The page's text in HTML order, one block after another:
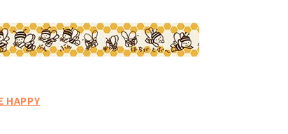
HAPPY